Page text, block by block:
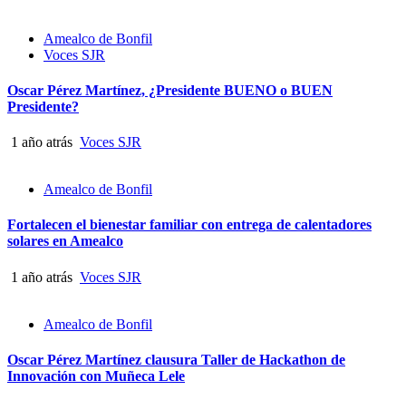
Amealco de Bonfil
Voces SJR
Oscar Pérez Martínez, ¿Presidente BUENO o BUEN
Presidente?
1 año atrás Voces SJR
Amealco de Bonfil
Fortalecen el bienestar familiar con entrega de calentadores
solares en Amealco
1 año atrás Voces SJR
Amealco de Bonfil
Oscar Pérez Martínez clausura Taller de Hackathon de
Innovación con Muñeca Lele